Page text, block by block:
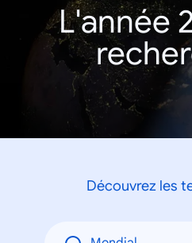
L'année
Découvrez les